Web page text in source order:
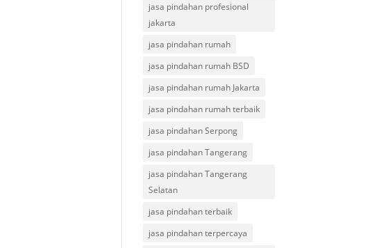
jasa pindahan profesional
jakarta
jasa pindahan rumah
jasa pindahan rumah BSD
jasa pindahan rumah Jakarta
jasa pindahan rumah terbaik
jasa pindahan Serpong
jasa pindahan Tangerang
jasa pindahan Tangerang
Selatan
jasa pindahan terbaik
jasa pindahan terpercaya